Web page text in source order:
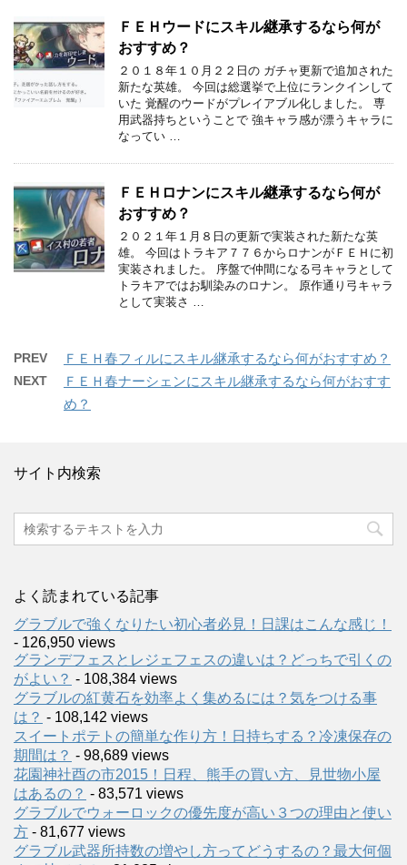
ＦＥＨウードにスキル継承するなら何が
おすすめ？
２０１８年１０月２２日の ガチャ更新で追加された
新たな英雄。 今回は総選挙で上位にランクインして
いた 覚醒のウードがプレイアブル化しました。 専
用武器持ちということで 強キャラ感が漂うキャラに
なってい …
ＦＥＨロナンにスキル継承するなら何が
おすすめ？
２０２１年１月８日の更新で実装された新たな英
雄。 今回はトラキア７７６からロナンがＦＥＨに初
実装されました。 序盤で仲間になる弓キャラとして
トラキアではお馴染みのロナン。 原作通り弓キャラ
として実装さ …
PREV ＦＥＨ春フィルにスキル継承するなら何がおすすめ？
NEXT
ＦＥＨ春ナーシェンにスキル継承するなら何がおすす
め？
サイト内検索
よく読まれている記事
グラブルで強くなりたい初心者必見！日課はこんな感じ！
- 126,950 views
グランデフェスとレジェフェスの違いは？どっちで引くの
がよい？ - 108,384 views
グラブルの紅黄石を効率よく集めるには？気をつける事
は？ - 108,142 views
スイートポテトの簡単な作り方！日持ちする？冷凍保存の
期間は？ - 98,689 views
花園神社酉の市2015！日程、熊手の買い方、見世物小屋
はあるの？ - 83,571 views
グラブルでウォーロックの優先度が高い３つの理由と使い
方 - 81,677 views
グラブル武器所持数の増やし方ってどうするの？最大何個